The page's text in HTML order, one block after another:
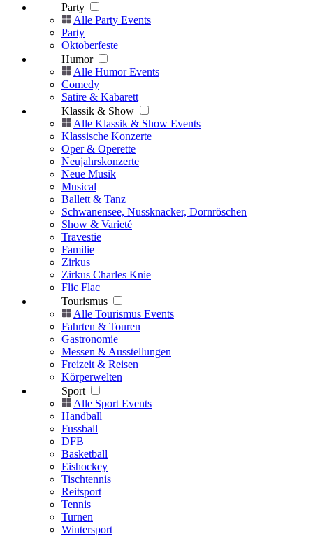
Party
Alle Party Events
Party
Oktoberfeste
Humor
Alle Humor Events
Comedy
Satire & Kabarett
Klassik & Show
Alle Klassik & Show Events
Klassische Konzerte
Oper & Operette
Neujahrskonzerte
Neue Musik
Musical
Ballett & Tanz
Schwanensee, Nussknacker, Dornröschen
Show & Varieté
Travestie
Familie
Zirkus
Zirkus Charles Knie
Flic Flac
Tourismus
Alle Tourismus Events
Fahrten & Touren
Gastronomie
Messen & Ausstellungen
Freizeit & Reisen
Körperwelten
Sport
Alle Sport Events
Handball
Fussball
DFB
Basketball
Eishockey
Tischtennis
Reitsport
Tennis
Turnen
Wintersport